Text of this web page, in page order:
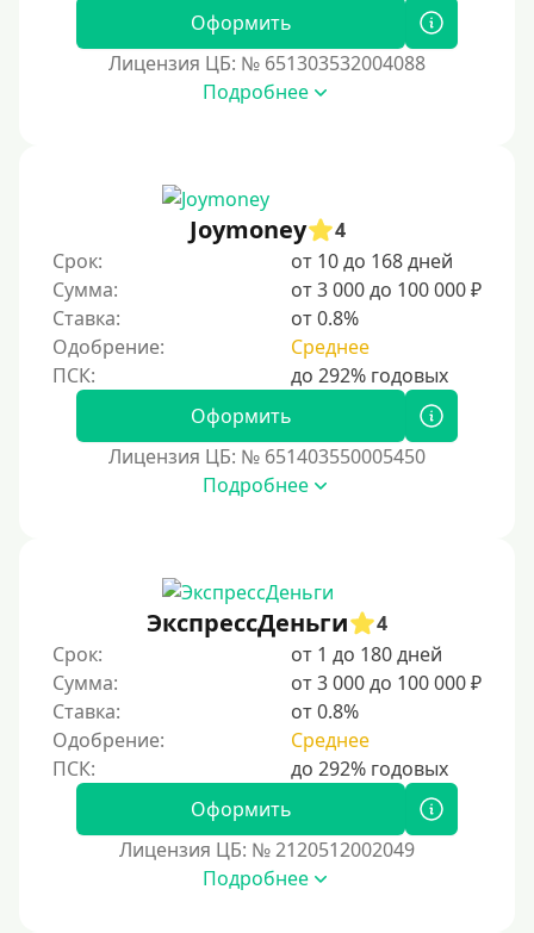
Оформить
Лицензия ЦБ: № 651303532004088
Подробнее
Joymoney
4
Срок:
от 10 до 168 дней
Сумма:
от 3 000 до 100 000 ₽
Ставка:
от 0.8%
Одобрение:
Среднее
Оформить
Лицензия ЦБ: № 651403550005450
Подробнее
ЭкспрессДеньги
4
Срок:
от 1 до 180 дней
Сумма:
от 3 000 до 100 000 ₽
Ставка:
от 0.8%
Одобрение:
Среднее
Оформить
Лицензия ЦБ: № 2120512002049
Подробнее